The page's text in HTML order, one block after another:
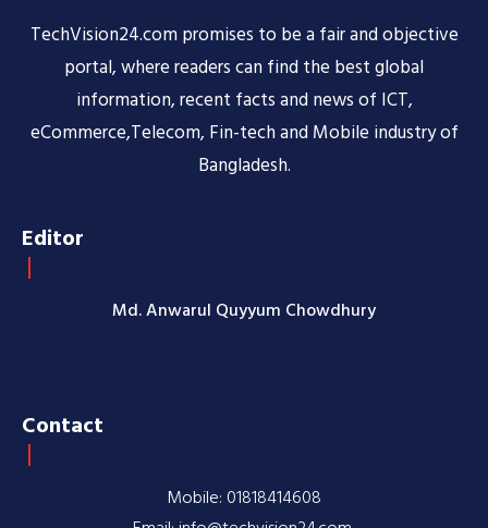
TechVision24.com promises to be a fair and objective
portal, where readers can find the best global
information, recent facts and news of ICT,
eCommerce,Telecom, Fin-tech and Mobile industry of
Bangladesh.
Editor
Md. Anwarul Quyyum Chowdhury
Contact
Mobile: 01818414608